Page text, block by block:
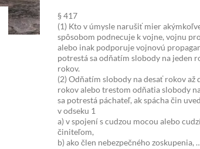
§ 417
(1) Kto v úmysle narušiť mier
spôsobom podnecuje k vojne, vojnu
alebo inak podporuje vojnovú
potrestá sa odňatím slobody na jeden
rokov.
(2) Odňatím slobody na desať rokov až
rokov alebo trestom odňatia slobody
sa potrestá páchateľ, ak spácha čin
v odseku 1
a) v spojení s cudzou mocou alebo
činiteľom,
b) ako člen nebezpečného zoskupenia,